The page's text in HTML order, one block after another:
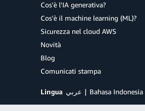
Cos'è l'IA generativa?
Cos'è il machine learning (ML)?
Sicurezza nel cloud AWS
Novità
Blog
Comunicati stampa
Lingua عربي Bahasa Indonesia